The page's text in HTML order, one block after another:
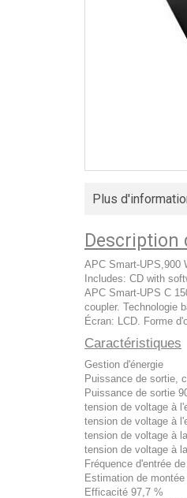
Plus
Description
APC Smart-UPS,900
Includes: CD with
APC Smart-UPS C
coupler. Technologie
Écran: LCD. Forme
Caractéristiques
Gestion d'énergie
Puissance de sortie,
Puissance de sortie
tension de voltage à
tension de voltage à
tension de voltage à
tension de voltage à
Fréquence d'entrée
Estimation de
Efficacité 97,7 %